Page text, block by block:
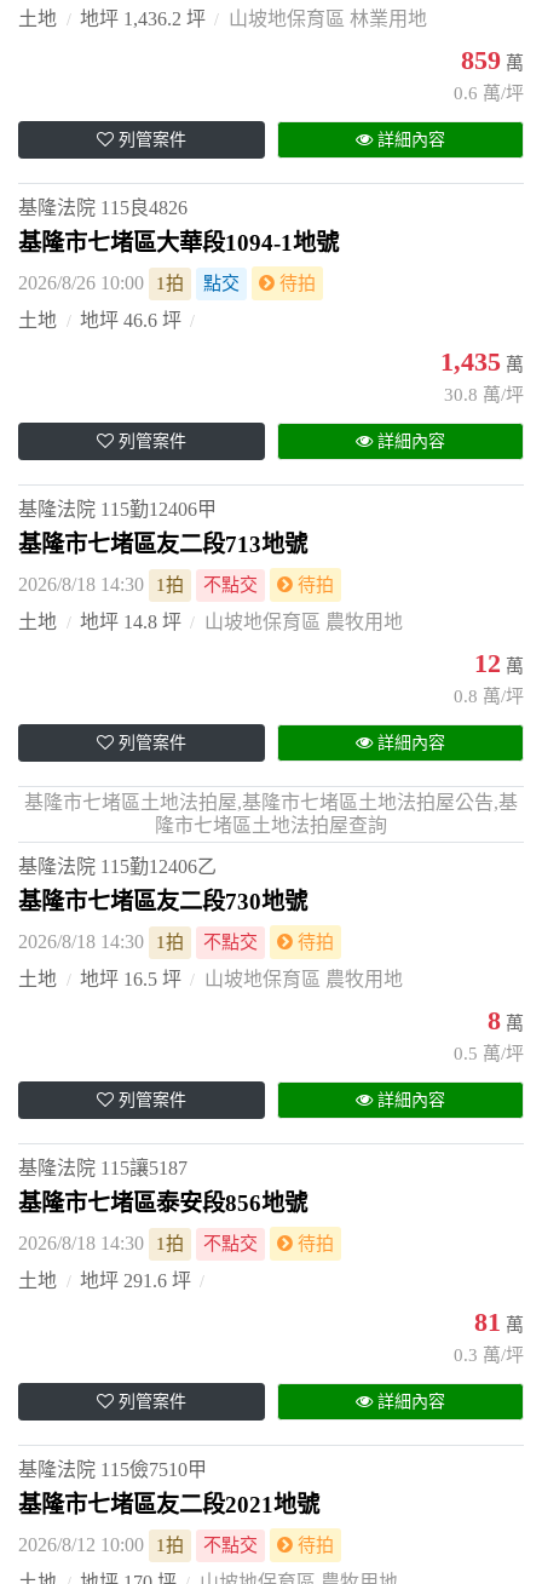
土地 地坪 1,436.2 坪 山坡地保育區 林業用地
859 萬
0.6 萬/坪
列管案件 詳細內容
基隆法院 115良4826
基隆市七堵區大華段1094-1地號
2026/8/26 10:00 1拍 點交 待拍
土地 地坪 46.6 坪
1,435 萬
30.8 萬/坪
列管案件 詳細內容
基隆法院 115勤12406甲
基隆市七堵區友二段713地號
2026/8/18 14:30 1拍 不點交 待拍
土地 地坪 14.8 坪 山坡地保育區 農牧用地
12 萬
0.8 萬/坪
列管案件 詳細內容
基隆市七堵區土地法拍屋,基隆市七堵區土地法拍屋公告,基
隆市七堵區土地法拍屋查詢
基隆法院 115勤12406乙
基隆市七堵區友二段730地號
2026/8/18 14:30 1拍 不點交 待拍
土地 地坪 16.5 坪 山坡地保育區 農牧用地
8 萬
0.5 萬/坪
列管案件 詳細內容
基隆法院 115讓5187
基隆市七堵區泰安段856地號
2026/8/18 14:30 1拍 不點交 待拍
土地 地坪 291.6 坪
81 萬
0.3 萬/坪
列管案件 詳細內容
基隆法院 115儉7510甲
基隆市七堵區友二段2021地號
2026/8/12 10:00 1拍 不點交 待拍